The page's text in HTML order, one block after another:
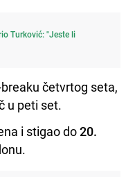
Turković: "Jeste li
četvrtog seta,
u peti set.
i stigao do20.